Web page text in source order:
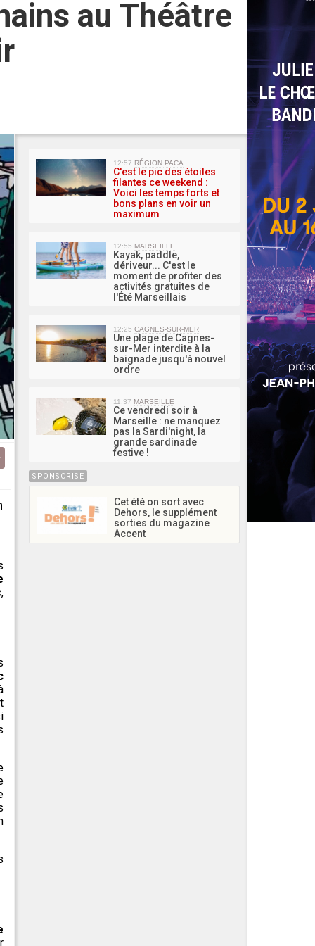
au Théâtre
12:57 RÉGION PACA
C'est le pic des étoiles
filantes ce weekend :
Voici les temps forts et
bons plans en voir un
maximum
12:55 MARSEILLE
Kayak, paddle,
dériveur... C'est le
moment de profiter des
activités gratuites de
l'Été Marseillais
12:25 CAGNES-SUR-MER
Une plage de Cagnes-
sur-Mer interdite à la
baignade jusqu'à nouvel
ordre
11:37 MARSEILLE
Ce vendredi soir à
Marseille : ne manquez
pas la Sardi'night, la
grande sardinade
festive !
SPONSORISÉ
Cet été on sort avec
Dehors, le supplément
sorties du magazine
Accent